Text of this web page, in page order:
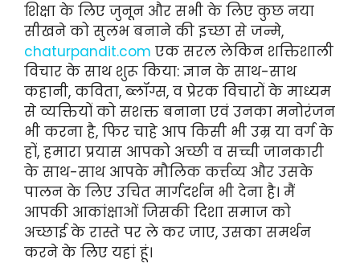
शिक्षा के लिए जुनून और सभी के लिए कुछ नया
सीखने को सुलभ बनाने की इच्छा से जन्मे,
chaturpandit.com एक सरल लेकिन शक्तिशाली
विचार के साथ शुरू किया: ज्ञान के साथ-साथ
कहानी, कविता, ब्लॉग्स, व प्रेरक विचारों के माध्यम
से व्यक्तियों को सशक्त बनाना एवं उनका मनोरंजन
भी करना है, फिर चाहे आप किसी भी उम्र या वर्ग के
हों, हमारा प्रयास आपको अच्छी व सच्ची जानकारी
के साथ-साथ आपके मौलिक कर्त्तव्य और उसके
पालन के लिए उचित मार्गदर्शन भी देना है। मैं
आपकी आकांक्षाओं जिसकी दिशा समाज को
अच्छाई के रास्ते पर ले कर जाए, उसका समर्थन
करने के लिए यहां हूं।